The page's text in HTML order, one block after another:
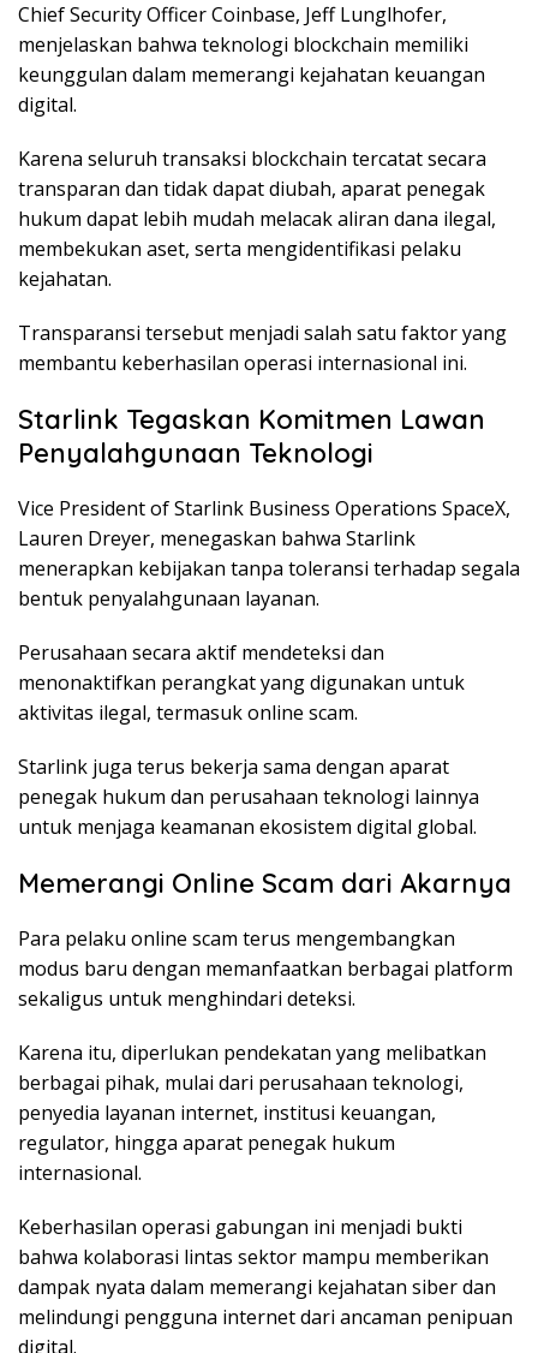
Chief Security Officer Coinbase, Jeff Lunglhofer,
menjelaskan bahwa teknologi blockchain memiliki
keunggulan dalam memerangi kejahatan keuangan
digital.
Karena seluruh transaksi blockchain tercatat secara
transparan dan tidak dapat diubah, aparat penegak
hukum dapat lebih mudah melacak aliran dana ilegal,
membekukan aset, serta mengidentifikasi pelaku
kejahatan.
Transparansi tersebut menjadi salah satu faktor yang
membantu keberhasilan operasi internasional ini.
Starlink Tegaskan Komitmen Lawan
Penyalahgunaan Teknologi
Vice President of Starlink Business Operations SpaceX,
Lauren Dreyer, menegaskan bahwa Starlink
menerapkan kebijakan tanpa toleransi terhadap segala
bentuk penyalahgunaan layanan.
Perusahaan secara aktif mendeteksi dan
menonaktifkan perangkat yang digunakan untuk
aktivitas ilegal, termasuk online scam.
Starlink juga terus bekerja sama dengan aparat
penegak hukum dan perusahaan teknologi lainnya
untuk menjaga keamanan ekosistem digital global.
Memerangi Online Scam dari Akarnya
Para pelaku online scam terus mengembangkan
modus baru dengan memanfaatkan berbagai platform
sekaligus untuk menghindari deteksi.
Karena itu, diperlukan pendekatan yang melibatkan
berbagai pihak, mulai dari perusahaan teknologi,
penyedia layanan internet, institusi keuangan,
regulator, hingga aparat penegak hukum
internasional.
Keberhasilan operasi gabungan ini menjadi bukti
bahwa kolaborasi lintas sektor mampu memberikan
dampak nyata dalam memerangi kejahatan siber dan
melindungi pengguna internet dari ancaman penipuan
digital.